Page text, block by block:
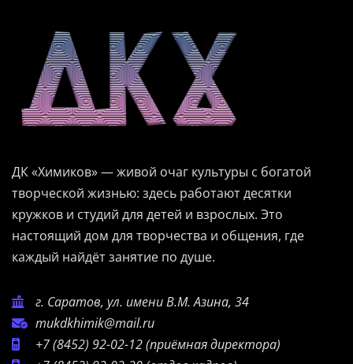
ДК «Химиков» — живой очаг культуры с богатой
творческой жизнью: здесь работают десятки
кружков и студий для детей и взрослых. Это
настоящий дом для творчества и общения, где
каждый найдёт занятие по душе.
г. Саратов, ул. имени В.М. Азина, 34
mukdkhimik@mail.ru
+7 (8452) 92-02-12(приёмная директора)